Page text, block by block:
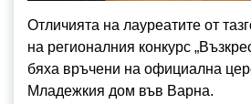
Отличията на лауреатите от
на регионалния конкурс
бяха връчени на официална
Младежкия дом във Варна.